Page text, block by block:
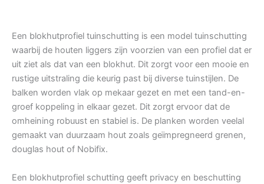
Een blokhutprofiel tuinschutting is een model tuinschutting
waarbij de houten liggers zijn voorzien van een profiel dat er
uit ziet als dat van een blokhut. Dit zorgt voor een mooie en
rustige uitstraling die keurig past bij diverse tuinstijlen. De
balken worden vlak op mekaar gezet en met een tand-en-
groef koppeling in elkaar gezet. Dit zorgt ervoor dat de
omheining robuust en stabiel is. De planken worden veelal
gemaakt van duurzaam hout zoals geïmpregneerd grenen,
douglas hout of Nobifix.
Een blokhutprofiel schutting geeft privacy en beschutting